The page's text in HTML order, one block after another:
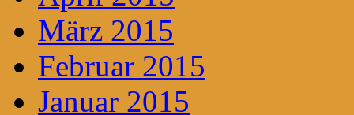
März 2015
Februar 2015
Januar 2015